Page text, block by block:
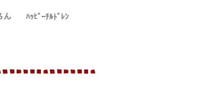
ん ﾊｯﾋﾟｰﾁﾙﾄﾞﾚﾝ